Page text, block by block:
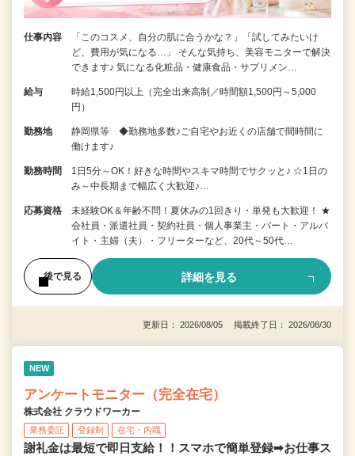
仕事内容
「このコスメ、自分の肌に合うかな？」「試してみたいけ
ど、費用が気になる…」 そんな気持ち、美容モニターで解決
できます♪ 気になる化粧品・健康食品・サプリメン…
給与
時給1,500円以上（完全出来高制／時間額1,500円～5,000
円）
勤務地
静岡県等 ◆勤務地多数♪ご自宅やお近くの店舗で間時間に
働けます♪
勤務時間
1日5分～OK！好きな時間やスキマ時間でサクッと♪ ☆1日の
み～中長期まで幅広く大歓迎♪…
応募資格
未経験OK＆年齢不問！夏休みの1回きり・単発も大歓迎！ ★
会社員・派遣社員・契約社員・個人事業主・パート・アルバ
イト・主婦（夫）・フリーターなど、20代～50代…
後で見る 詳細を見る
更新日： 2026/08/05 掲載終了日： 2026/08/30
NEW
アンケートモニター（完全在宅）
株式会社 クラウドワーカー
業務委託 登録制 在宅・内職
謝礼金は最短で即日支給！！スマホで簡単登録➡お仕事ス